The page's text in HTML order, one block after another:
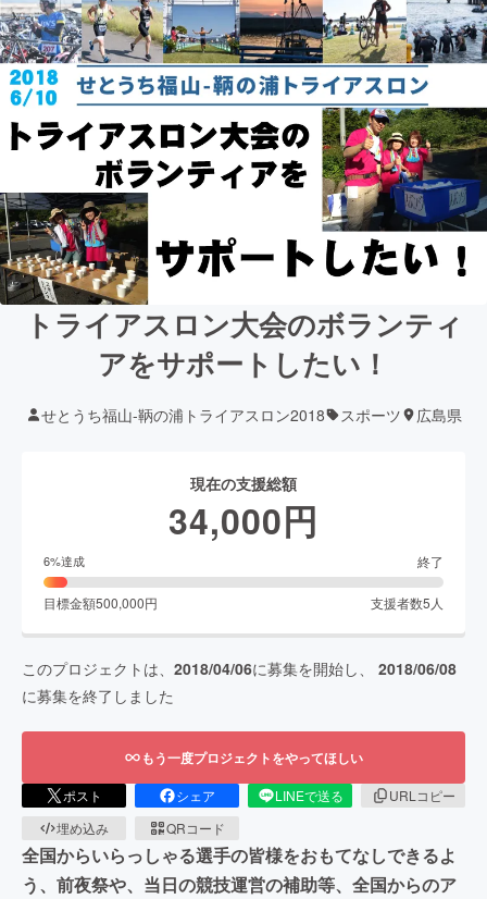
トライアスロン大会のボランティ
アをサポートしたい！
せとうち福山-鞆の浦トライアスロン2018 スポーツ 広島県
現在の支援総額
34,000円
6%達成 終了
目標金額500,000円 支援者数5 人
このプロジェクトは、 2018/04/06に募集を開始し、 2018/06/08
に募集を終了しました
もう一度プロジェクトをやってほしい
ポスト シェア LINEで送る
URLコピー
埋め込み
QRコード
全国からいらっしゃる選手の皆様をおもてなしできるよ
う、前夜祭や、当日の競技運営の補助等、全国からのア